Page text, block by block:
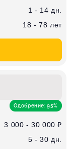
1 - 14 дн.
18 - 78 лет
Одобрение: 95%
3 000 - 30 000 ₽
5 - 30 дн.